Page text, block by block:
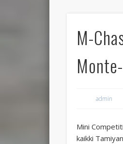
M-
admin
Mini
kaikki